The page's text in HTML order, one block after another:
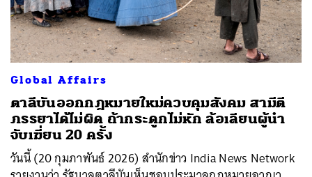
Global Affairs
ตาลีบันออกกฎหมายใหม่ควบคุมสังคม สามีตี
ภรรยาได้ไม่ผิด ถ้ากระดูกไม่หัก ล้อเลียนผู้นำ
จับเฆี่ยน 20 ครั้ง
วันนี้ (20 กุมภาพันธ์ 2026) สำนักข่าว India News Network